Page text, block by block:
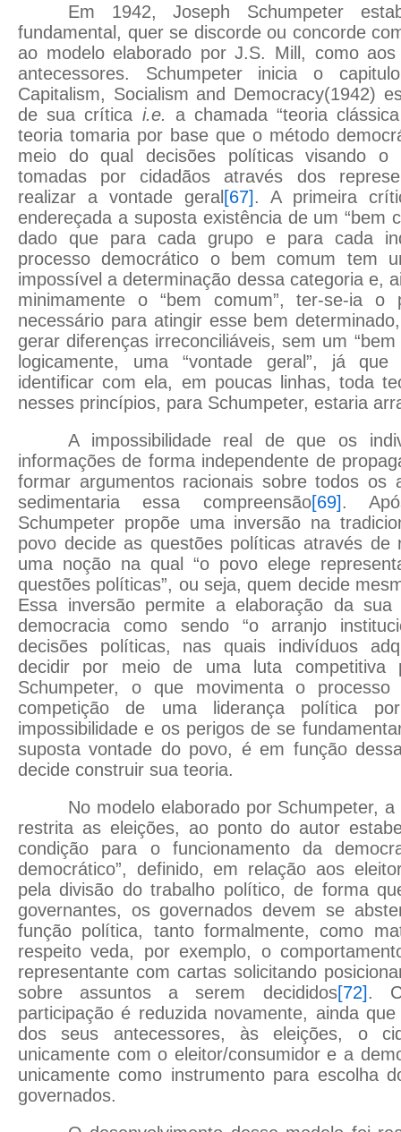
Em 1942, Joseph Schumpeter
fundamental, quer se discorde ou concorde
ao modelo elaborado por J.S. Mill, como
antecessores. Schumpeter inicia o
Capitalism, Socialism and Democracy(1942)
de sua crítica i.e.
a chamada “teoria
teoria tomaria por base que o método
meio do qual decisões políticas visando o
tomadas por cidadãos através dos
realizar a vontade geral[67]. A primeira
endereçada a suposta existência de um “bem
dado que para cada grupo e para cada
processo democrático o bem comum tem
impossível a determinação dessa categoria e,
minimamente o “bem comum”, ter-se-ia o
necessário para atingir esse bem
gerar diferenças irreconciliáveis, sem um
logicamente, uma “vontade geral”, já
identificar com ela, em poucas linhas, toda
nesses princípios, para Schumpeter, estaria
A impossibilidade real de que os
informações de forma independente de
formar argumentos racionais sobre todos os
sedimentaria essa compreensão[69].
Schumpeter propõe uma inversão na
povo decide as questões políticas através de
uma noção na qual “o povo elege
questões políticas”, ou seja, quem decide
Essa inversão permite a elaboração da sua
democracia como sendo “o arranjo
decisões políticas, nas quais indivíduos
decidir por meio de uma luta competitiva
Schumpeter, o que movimenta o
competição de uma liderança política
impossibilidade e os perigos de se
suposta vontade do povo, é em função
decide construir sua teoria.
No modelo elaborado por Schumpeter,
restrita as eleições, ao ponto do autor
condição para o funcionamento da
democrático”, definido, em relação aos
pela divisão do trabalho político, de forma
governantes, os governados devem se
função política, tanto formalmente, como
respeito veda, por exemplo, o
representante com cartas solicitando
sobre assuntos a serem decididos[72].
participação é reduzida novamente, ainda
dos seus antecessores, às eleições, o
unicamente com o eleitor/consumidor e a
unicamente como instrumento para escolha
governados.